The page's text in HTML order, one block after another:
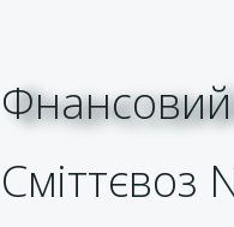
Фнансовий
Сміттєвоз